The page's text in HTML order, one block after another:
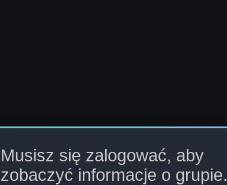
Musisz się zalogować, aby
zobaczyć informacje o grupie.